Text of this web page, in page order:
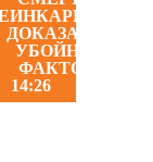
14:26